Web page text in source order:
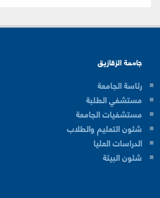
جامعة الزقازيق
رئاسة الجامعة
مستشفي الطلبة
مستشفيات الجامعة
شئون التعليم والطلاب
الدراسات العليا
شئون البيئة